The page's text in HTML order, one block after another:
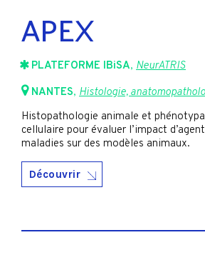
APEX
PLATEFORME IBiSA, NeurATRIS
NANTES, Histologie,
Histopathologie animale et
cellulaire pour évaluer l’impact
maladies sur des modèles animaux.
Découvrir